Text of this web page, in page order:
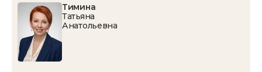
Тимина
Татьяна
Анатольевна